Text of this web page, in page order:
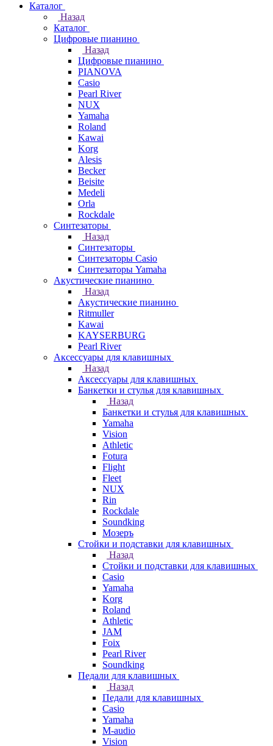
Каталог
Назад
Каталог
Цифровые пианино
Назад
Цифровые пианино
PIANOVA
Casio
Pearl River
NUX
Yamaha
Roland
Kawai
Korg
Alesis
Becker
Beisite
Medeli
Orla
Rockdale
Синтезаторы
Назад
Синтезаторы
Синтезаторы Casio
Синтезаторы Yamaha
Акустические пианино
Назад
Акустические пианино
Ritmuller
Kawai
KAYSERBURG
Pearl River
Аксессуары для клавишных
Назад
Аксессуары для клавишных
Банкетки и стулья для клавишных
Назад
Банкетки и стулья для клавишных
Yamaha
Vision
Athletic
Fotura
Flight
Fleet
NUX
Rin
Rockdale
Soundking
Мозеръ
Стойки и подставки для клавишных
Назад
Стойки и подставки для клавишных
Casio
Yamaha
Korg
Roland
Athletic
JAM
Foix
Pearl River
Soundking
Педали для клавишных
Назад
Педали для клавишных
Casio
Yamaha
M-audio
Vision